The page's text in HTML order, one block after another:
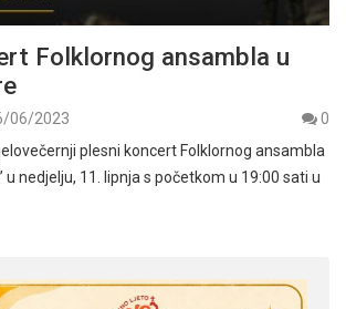
Folklornog ansambla u
06/2023
0
plesni koncert Folklornog ansambla
u nedjelju, 11. lipnja s početkom u 19:00 sati u